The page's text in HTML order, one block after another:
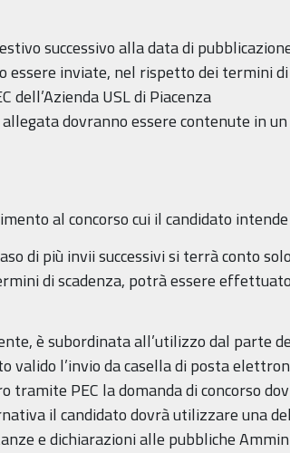
successivo alla data di
inviate, nel rispetto dei termini di
USL di Piacenza
dovranno essere contenute in
al concorso cui il candidato
di più invii successivi si terrà conto
di scadenza, potrà essere
è subordinata all’utilizzo dal parte
l’invio da casella di posta
PEC la domanda di concorso
il candidato dovrà utilizzare una
e dichiarazioni alle pubbliche